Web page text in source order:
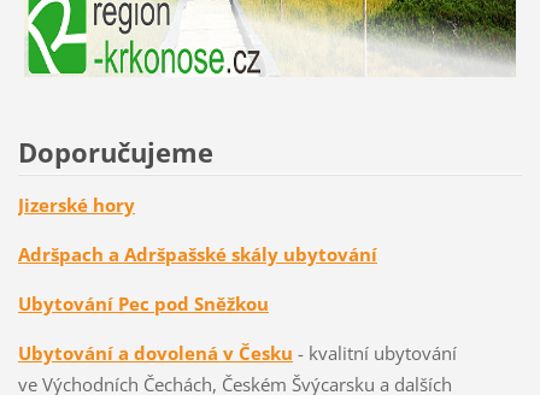
Doporučujeme
Jizerské hory
Adršpach a Adršpašské skály ubytování
Ubytování Pec pod Sněžkou
Ubytování a dovolená v Česku - kvalitní ubytování
ve Východních Čechách, Českém Švýcarsku a dalších